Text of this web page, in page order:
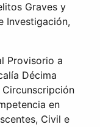
Graves y
Investigación,
Provisorio a
Décima
en
Civil e